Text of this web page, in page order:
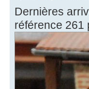
Dernières
référence 261